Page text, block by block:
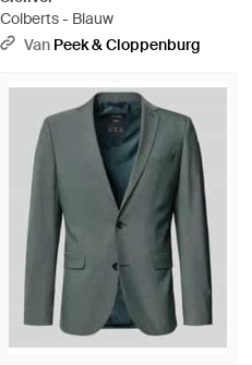
Colberts - Blauw
Van Peek & Cloppenburg